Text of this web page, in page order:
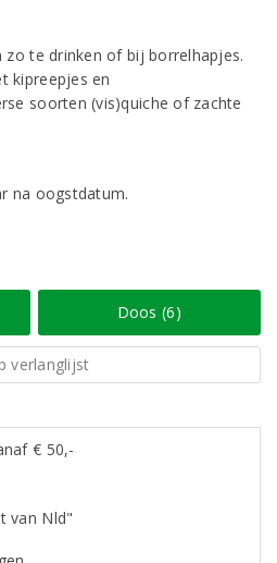
te drinken of bij borrelhapjes.
kipreepjes en
soorten (vis)quiche of zachte
na oogstdatum.
Doos (6)
verlanglijst
€ 50,-
van Nld"